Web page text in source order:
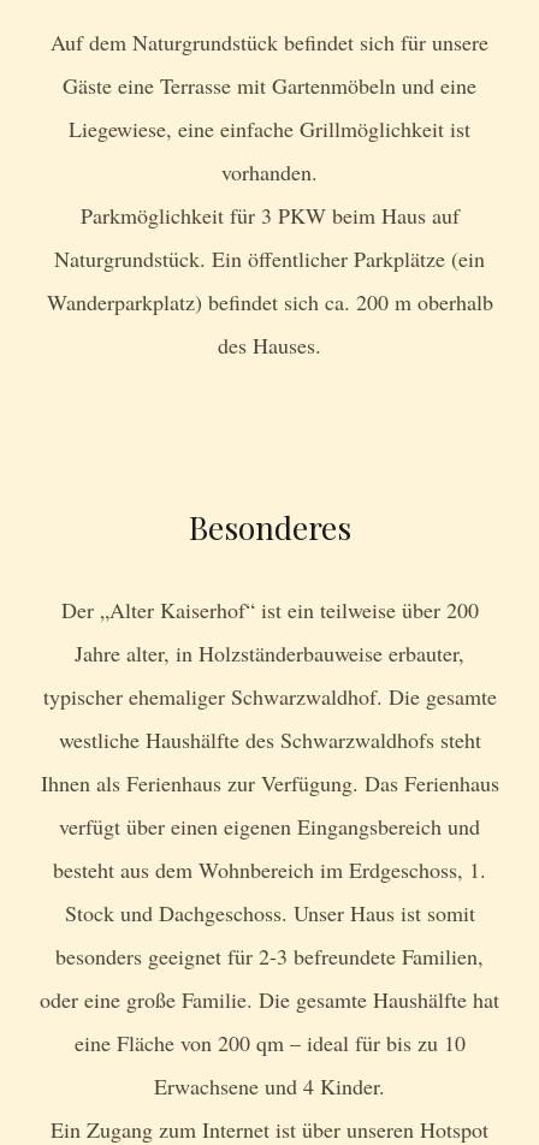
Auf dem Naturgrundstück befindet sich für unsere
Gäste eine Terrasse mit Gartenmöbeln und eine
Liegewiese, eine einfache Grillmöglichkeit ist
vorhanden.
Parkmöglichkeit für 3 PKW beim Haus auf
Naturgrundstück. Ein öffentlicher Parkplätze (ein
Wanderparkplatz) befindet sich ca. 200 m oberhalb
des Hauses.
Besonderes
Der „Alter Kaiserhof“ ist ein teilweise über 200
Jahre alter, in Holzständerbauweise erbauter,
typischer ehemaliger Schwarzwaldhof. Die gesamte
westliche Haushälfte des Schwarzwaldhofs steht
Ihnen als Ferienhaus zur Verfügung. Das Ferienhaus
verfügt über einen eigenen Eingangsbereich und
besteht aus dem Wohnbereich im Erdgeschoss, 1.
Stock und Dachgeschoss. Unser Haus ist somit
besonders geeignet für 2-3 befreundete Familien,
oder eine große Familie. Die gesamte Haushälfte hat
eine Fläche von 200 qm – ideal für bis zu 10
Erwachsene und 4 Kinder.
Ein Zugang zum Internet ist über unseren Hotspot